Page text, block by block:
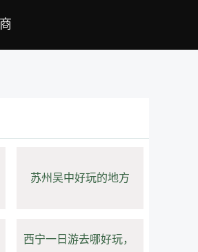
苏州吴中好玩的地方
西宁一日游去哪好玩，